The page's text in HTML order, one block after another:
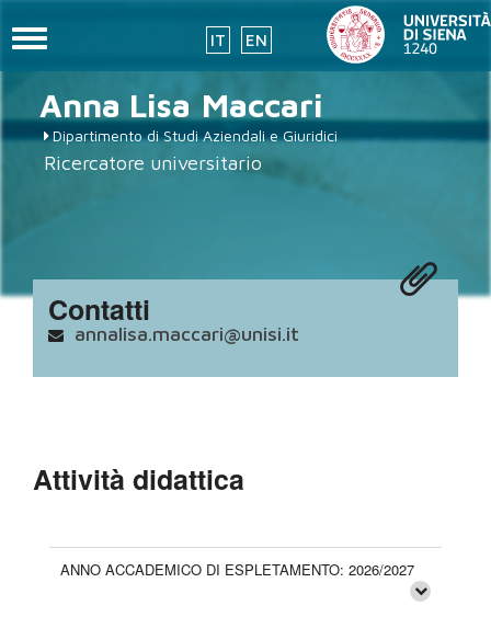
contenuto
principale
IT EN
Toggle
placeholder-
icon272x331.png
Anna Lisa Maccari
Dipartimento di Studi Aziendali e Giuridici
Ricercatore universitario
Contatti
annalisa.maccari@unisi.it
Attività didattica
ANNO ACCADEMICO DI ESPLETAMENTO: 2026/2027